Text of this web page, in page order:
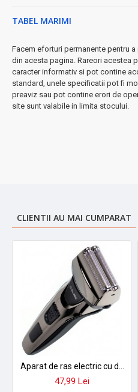
• Perie profesională de
• Capac de protecție
➤ De ce să alegi Zilan
Combinația perfectă între
LED te informează constant
rezistența la apă îți permite să îl
TABEL MARIMI
Facem eforturi permanente pentru
din acesta pagina. Rareori acestea
caracter informativ si pot contine
standard, unele specificatii pot fi
preaviz sau pot contine erori de
site sunt valabile in limita stocului.
CLIENTII AU MAI CUMPARAT
47,99 Lei